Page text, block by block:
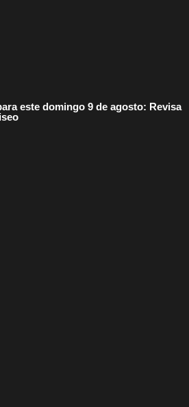
este domingo 9 de agosto: Revisa